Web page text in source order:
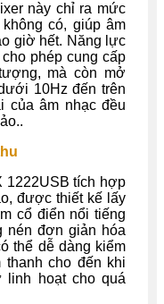
này chỉ ra mức
có, giúp âm
giờ hết. Năng lực
phép cung cấp
mà còn mở
10Hz đến trên
của âm nhạc đều
1222USB tích hợp
được thiết kế lấy
cổ điển nổi tiếng
nén đơn giản hóa
thể dễ dàng kiểm
thanh cho đến khi
linh hoạt cho quá